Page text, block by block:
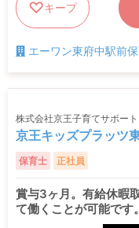
キープ
エーワン東府中駅前
株式会社京王子育てサポート
京王キッズプラッツ
保育士 正社員
賞与3ヶ月。有給休暇
て働くことが可能です。